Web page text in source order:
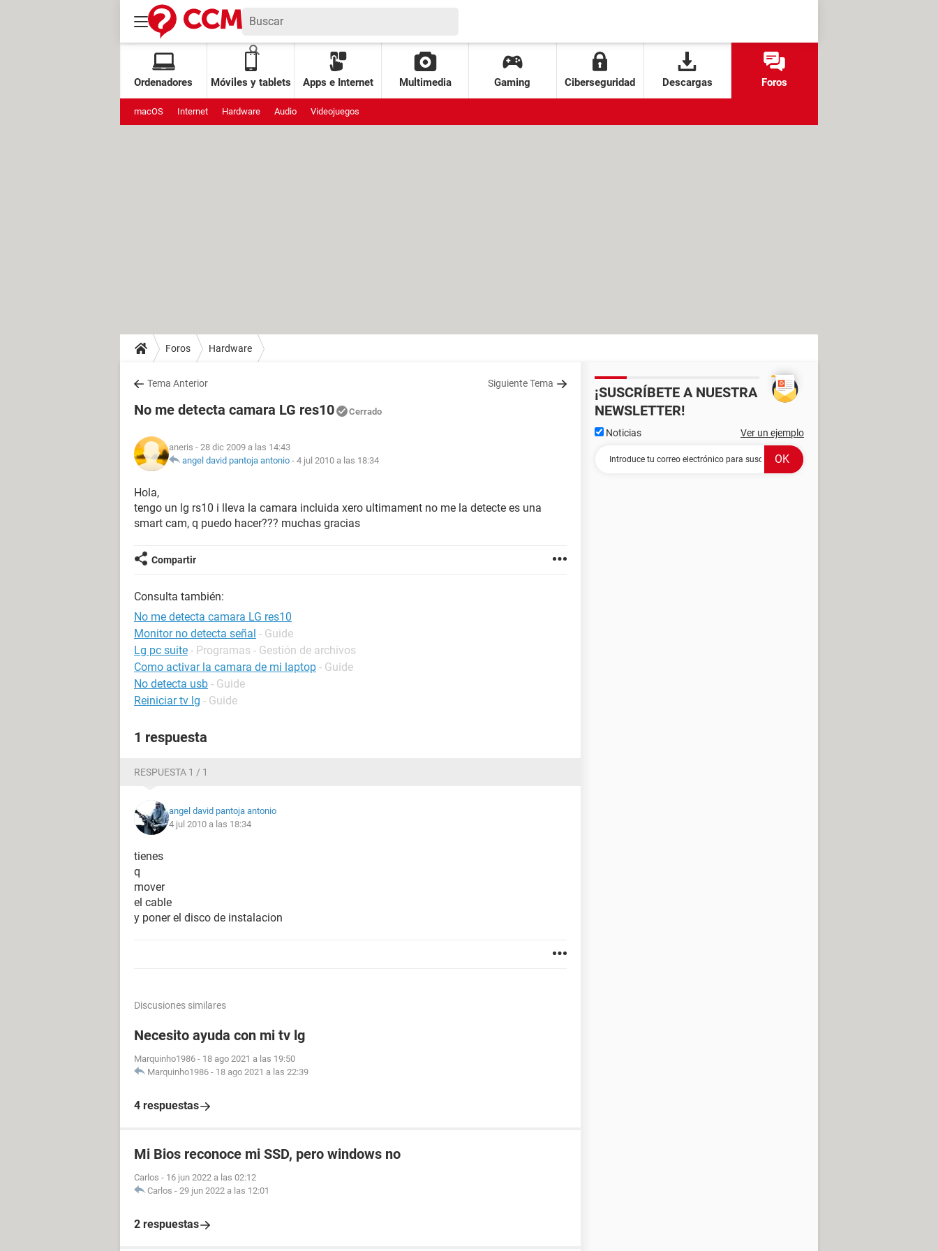
Ordenadores Móviles y tablets Apps e Internet Multimedia Gaming Ciberseguridad Descargas Foros
macOS Internet Hardware Audio Videojuegos
Foros Hardware
Tema Anterior Siguiente Tema
No me detecta camara LG res10 Cerrado
aneris - 28 dic 2009 a las 14:43
angel david pantoja antonio - 4 jul 2010 a las 18:34
Hola,
tengo un lg rs10 i lleva la camara incluida xero ultimament no me la detecte es una
smart cam, q puedo hacer??? muchas gracias
Compartir
Consulta también:
No me detecta camara LG res10
Monitor no detecta señal - Guide
Lg pc suite - Programas - Gestión de archivos
Como activar la camara de mi laptop - Guide
No detecta usb - Guide
Reiniciar tv lg - Guide
1 respuesta
RESPUESTA 1 / 1
angel david pantoja antonio
4 jul 2010 a las 18:34
tienes
q
mover
el cable
y poner el disco de instalacion
Discusiones similares
Necesito ayuda con mi tv lg
Marquinho1986 - 18 ago 2021 a las 19:50
Marquinho1986 - 18 ago 2021 a las 22:39
4 respuestas
Mi Bios reconoce mi SSD, pero windows no
Carlos - 16 jun 2022 a las 02:12
Carlos - 29 jun 2022 a las 12:01
2 respuestas
¡SUSCRÍBETE A NUESTRA
NEWSLETTER!
Noticias Ver un ejemplo